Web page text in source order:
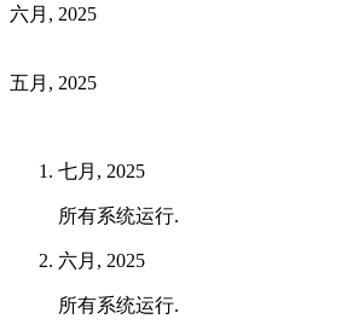
六月, 2025
五月, 2025
七月, 2025
所有系统运行.
六月, 2025
所有系统运行.